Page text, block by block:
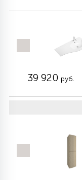
39 920 руб.